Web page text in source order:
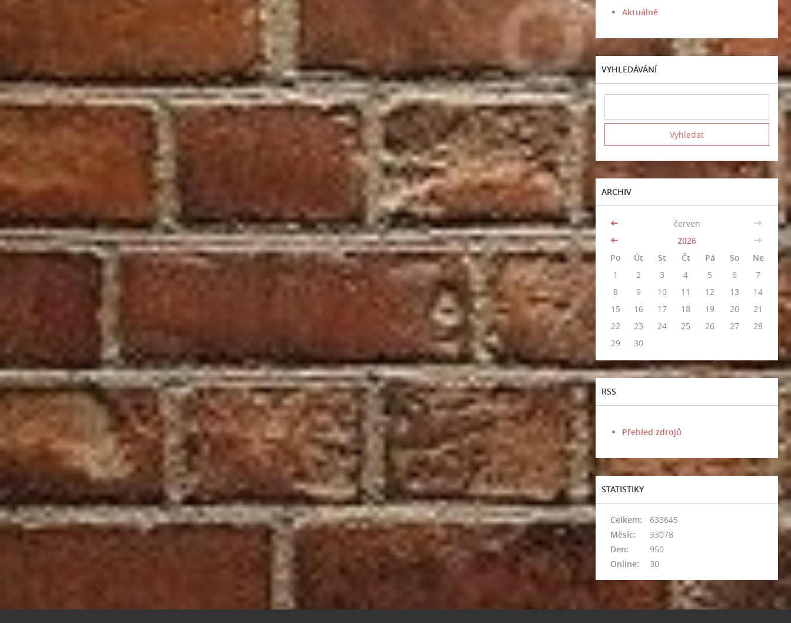
Aktuálně
VYHLEDÁVÁNÍ
ARCHIV
<< červen
>>
<<
2026
>>
Po
Út St Čt Pá So
Ne
1
2 3 4 5 6
7
8
9 10 11 12 13
14
15
16 17 18 19 20
21
22
23 24 25 26 27
28
29
30
RSS
Přehled zdrojů
STATISTIKY
Online: 30
Celkem:
633645
Měsíc:
33078
Den:
950